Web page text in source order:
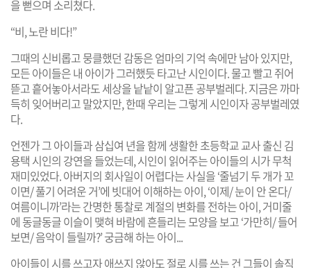
을 뻗으며 소리쳤다.
“비, 노란 비다!”
그때의 신비롭고 뭉클했던 감동은 엄마의 기억 속에만 남아 있지만,
모든 아이들은 내 아이가 그러했듯 타고난 시인이다. 물고 빨고 쥐어
뜯고 흩어놓아서라도 세상을 낱낱이 알고픈 공부벌레다. 지금은 까마
득히 잊어버리고 말았지만, 한때 우리는 그렇게 시인이자 공부벌레였
다.
언젠가 그 아이들과 삼십여 년을 함께 생활한 초등학교 교사 출신 김
용택 시인의 강연을 들었는데, 시인이 읽어주는 아이들의 시가 무척
재미있었다. 아버지의 회사일이 어렵다는 사실을 ‘줄넘기 두 개가 꼬
이면/ 풀기 어려운 거’에 빗대어 이해하는 아이, ‘이제/ 눈이 안 온다/
여름이니까’라는 간명한 통찰로 계절의 변화를 전하는 아이, 거미줄
에 동글동글 이슬이 맺혀 바람에 흔들리는 모양을 보고 ‘가만히/ 들어
보면/ 음악이 들릴까?’ 궁금해 하는 아이...
아이들이 시를 쓰고자 애쓰지 않아도 절로 시를 쓰는 건 그들이 솔직